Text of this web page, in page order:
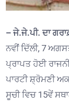
– ਜੇ.ਜੇ.ਪੀ. ਦਾ
ਨਵੀਂ ਦਿੱਲੀ, 7
ਪ੍ਰਾਪਤ ਹੋਈ
ਪਾਰਟੀ ਸ਼੍ਰੋਮਣੀ
ਸੂਚੀ ਵਿਚ 15ਵੇਂ